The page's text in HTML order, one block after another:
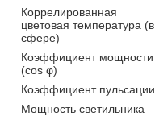
Коррелированная
цветовая температура (в
сфере)
Коэффициент мощности
(cos φ)
Коэффициент пульсации
Мощность светильника